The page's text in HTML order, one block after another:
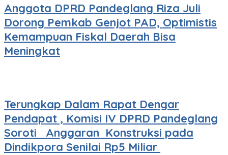
Anggota DPRD Pandeglang Riza Juli
Dorong Pemkab Genjot PAD, Optimistis
Kemampuan Fiskal Daerah Bisa
Meningkat
Terungkap Dalam Rapat Dengar
Pendapat , Komisi IV DPRD Pandeglang
Soroti Anggaran Konstruksi pada
Dindikpora Senilai Rp5 Miliar